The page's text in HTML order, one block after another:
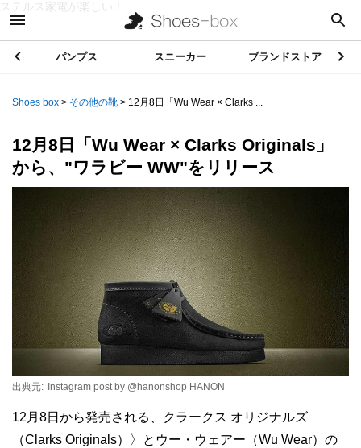
ステルス家電が楽しい！
パンプス スニーカー ブランドストア
Shoes box > その他の靴 > 12月8日「Wu Wear × Clarks ...
12月8日「Wu Wear × Clarks Originals」
から、"ワラビー WW"をリリース
出典元: Instagram post by @hanonshop HANON
12月8日から発売される、クラークス オリジナルズ
（Clarks Originals）〉とウー・ウェアー（Wu Wear）の